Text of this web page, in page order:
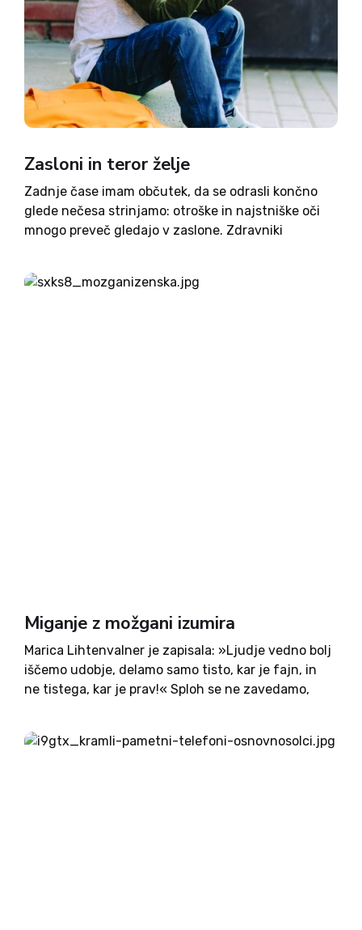
Zasloni in teror želje
Zadnje čase imam občutek, da se odrasli končno
glede nečesa strinjamo: otroške in najstniške oči
mnogo preveč gledajo v zaslone. Zdravniki
premalo gibanja, učitelji o slabi učni kondiciji,
starši pa o vsem tem. Ko...
Miganje z možgani izumira
Marica Lihtenvalner je zapisala: »Ljudje vedno bolj
iščemo udobje, delamo samo tisto, kar je fajn, in
ne tistega, kar je prav!« Sploh se ne zavedamo,
spomnim časov, ko smo življenje...